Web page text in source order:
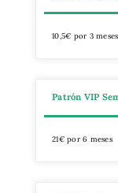
10,5€ por 3 meses
Patrón VIP
21€ por 6 meses